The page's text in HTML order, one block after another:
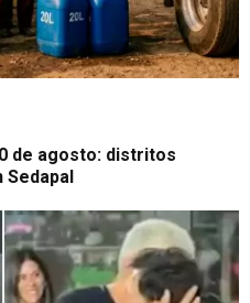
de agosto: distritos
Sedapal